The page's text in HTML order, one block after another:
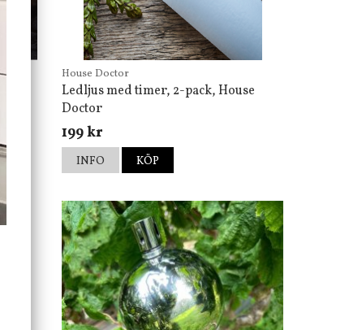
House Doctor
Ledljus med timer, 2-pack, House
Doctor
199 kr
INFO KÖP